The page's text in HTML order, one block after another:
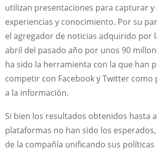
utilizan presentaciones para capturar
experiencias y conocimiento. Por su
el agregador de noticias adquirido por
abril del pasado año por unos 90
ha sido la herramienta con la que han
competir con Facebook y Twitter como
a la información.
Si bien los resultados obtenidos hasta
plataformas no han sido los
de la compañía unificando sus políticas